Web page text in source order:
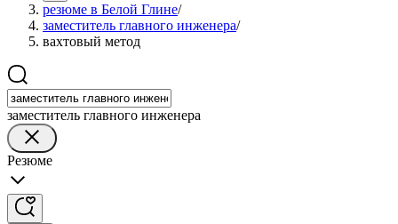
резюме в Белой Глине/
заместитель главного инженера/
вахтовый метод
заместитель главного инженера
Резюме